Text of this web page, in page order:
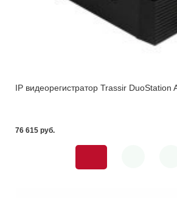
IP видеорегистратор Trassir DuoStation
76 615 pуб.